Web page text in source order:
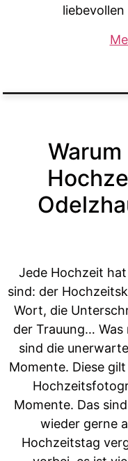
Jede Hochzeit
sind: der
Wort, die
der Trauung…
sind die
Momente. Diese
Momente. Das
wieder gerne
Hochzeitstag